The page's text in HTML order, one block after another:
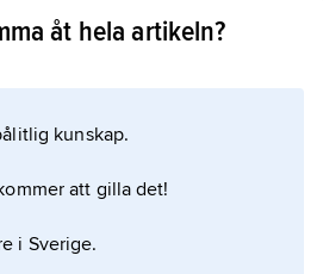
sker oftast i
makten till en annan
konservativa till socialt
ju mer politiserad regimen
tenderar den
åt hela artikeln?
kunskap.
att gilla det!
i Sverige.